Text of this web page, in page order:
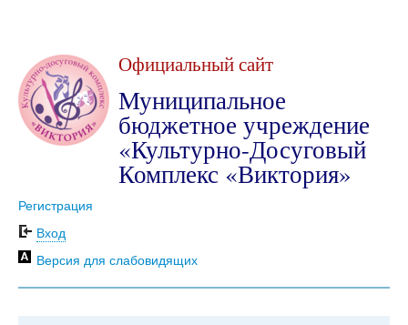
Официальный сайт
Муниципальное
бюджетное учреждение
«Культурно-Досуговый
Комплекс «Виктория»
Регистрация
Вход
Версия для слабовидящих